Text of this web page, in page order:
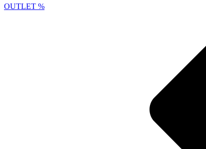
OUTLET %